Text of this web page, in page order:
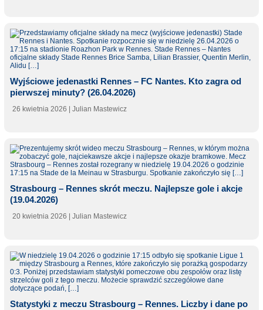
Wyjściowe jedenastki Rennes – FC Nantes. Kto zagra od
pierwszej minuty? (26.04.2026)
26 kwietnia 2026 | Julian Mastewicz
Strasbourg – Rennes skrót meczu. Najlepsze gole i akcje
(19.04.2026)
20 kwietnia 2026 | Julian Mastewicz
Statystyki z meczu Strasbourg – Rennes. Liczby i dane po